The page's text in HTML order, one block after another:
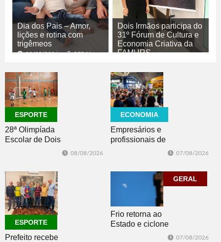
Dia dos Pais – Amor,
lições e rotina com
trigêmeos
08/08/2026 GERAL
Dois Irmãos participa do
31º Fórum de Cultura e
Economia Criativa da
FAMURS
CULTURA
ESPORTE
28ª Olimpíada
Escolar de Dois
08/08/2026
ECONOMIA
Empresários e
profissionais de
07/08/2026
ESPORTE
Prefeito recebe
GERAL
Frio retorna ao
Estado e ciclone
07/08/2026